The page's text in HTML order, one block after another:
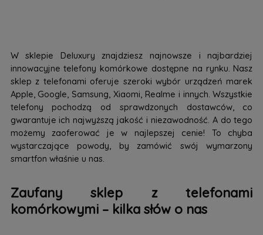
W sklepie Deluxury znajdziesz najnowsze i najbardziej
innowacyjne telefony komórkowe dostępne na rynku. Nasz
sklep z telefonami oferuje szeroki wybór urządzeń marek
Apple, Google, Samsung, Xiaomi, Realme i innych. Wszystkie
telefony pochodzą od sprawdzonych dostawców, co
gwarantuje ich najwyższą jakość i niezawodność. A do tego
możemy zaoferować je w najlepszej cenie! To chyba
wystarczające powody, by zamówić swój wymarzony
smartfon właśnie u nas.
Zaufany sklep z telefonami
komórkowymi – kilka słów o nas